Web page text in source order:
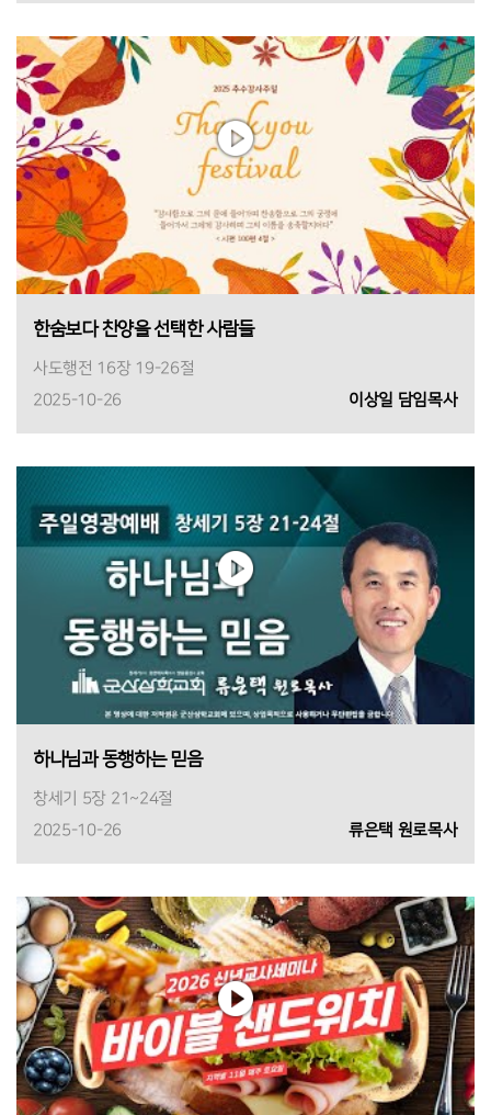
한숨보다 찬양을 선택한 사람들
사도행전 16장 19-26절
2025-10-26
이상일 담임목사
하나님과 동행하는 믿음
창세기 5장 21~24절
2025-10-26
류은택 원로목사